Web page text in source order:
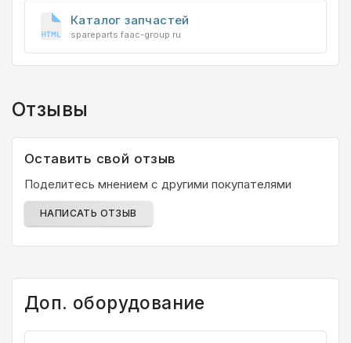
Каталог запчастей
spareparts.faac-group.ru
Отзывы
Оставить свой отзыв
Поделитесь мнением с другими покупателями
НАПИСАТЬ ОТЗЫВ
Доп. оборудование